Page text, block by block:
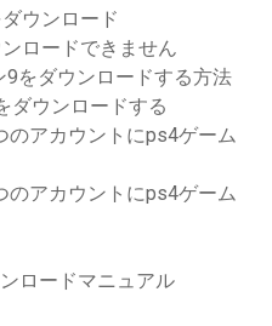
ウンロード
ロードできません
をダウンロードする方法
ダウンロードする
のアカウントにps4ゲーム
のアカウントにps4ゲーム
ロードマニュアル